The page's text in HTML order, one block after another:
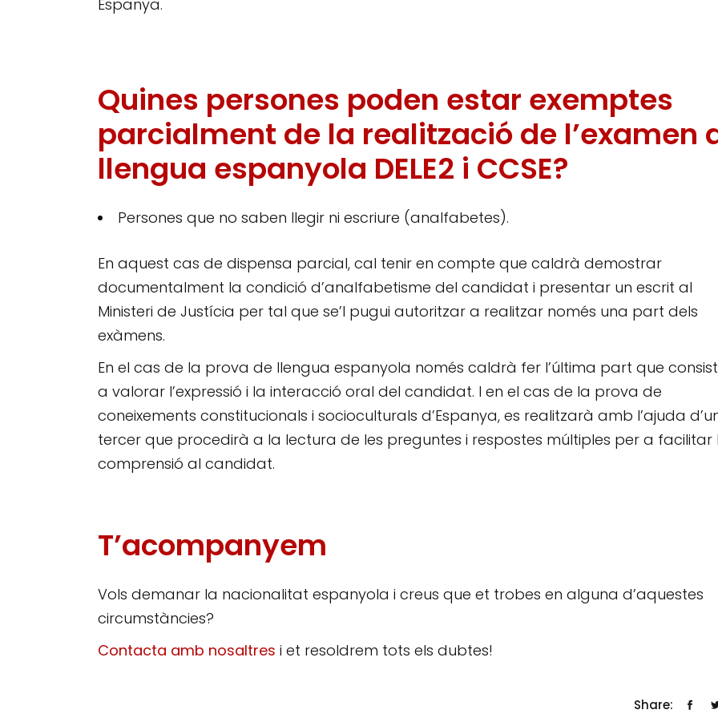
Espanya.
Quines persones poden estar exemptes
parcialment de la realització de l’examen
llengua espanyola DELE2 i CCSE?
Persones que no saben llegir ni escriure (analfabetes).
En aquest cas de dispensa parcial, cal tenir en compte que caldrà demostrar
documentalment la condició d’analfabetisme del candidat i presentar un escrit al
Ministeri de Justícia per tal que se’l pugui autoritzar a realitzar només una part dels
exàmens.
En el cas de la prova de llengua espanyola només caldrà fer l’última part que
a valorar l’expressió i la interacció oral del candidat. I en el cas de la prova de
coneixements constitucionals i socioculturals d’Espanya, es realitzarà amb l’ajuda
tercer que procedirà a la lectura de les preguntes i respostes múltiples per a facilitar
comprensió al candidat.
T’acompanyem
Vols demanar la nacionalitat espanyola i creus que et trobes en alguna d’aquestes
circumstàncies?
Contacta amb nosaltres i et resoldrem tots els dubtes!
Share: